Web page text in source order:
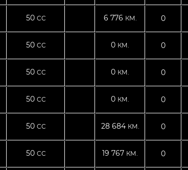
50 CC 6 776 КМ. 0
50 CC 0 КМ. 0
50 CC 0 КМ. 0
50 CC 0 КМ. 0
50 CC 28 684 КМ. 0
50 CC 19 767 КМ. 0